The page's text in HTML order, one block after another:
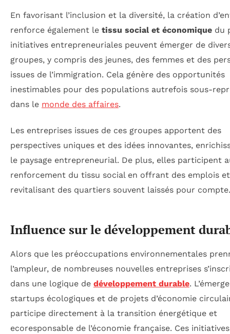
En favorisant l’inclusion et la diversité, la création
renforce également le tissu social et économique du
initiatives entrepreneuriales peuvent émerger de
groupes, y compris des jeunes, des femmes et des
issues de l’immigration. Cela génère des opportunités
inestimables pour des populations autrefois sous-
dans le monde des affaires.
Les entreprises issues de ces groupes apportent des
perspectives uniques et des idées innovantes,
le paysage entrepreneurial. De plus, elles participent
renforcement du tissu social en offrant des emplois
revitalisant des quartiers souvent laissés pour compte.
Influence sur le développement
Alors que les préoccupations environnementales
l’ampleur, de nombreuses nouvelles entreprises
dans une logique de développement durable.
startups écologiques et de projets d’économie
participe directement à la transition énergétique et
ecoresponsable de l’économie française. Ces initiatives